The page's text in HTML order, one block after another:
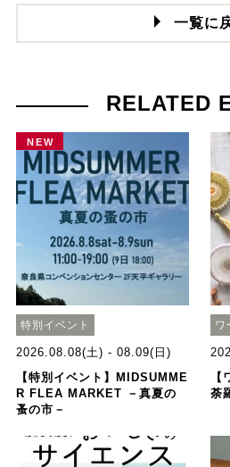
一覧に
RELATED
NEW
特別イベント
2026.08.08(土) - 08.09(日)
【特別イベント】MIDSUMME
R FLEA MARKET －真夏の
蚤の市－
ワ
荼